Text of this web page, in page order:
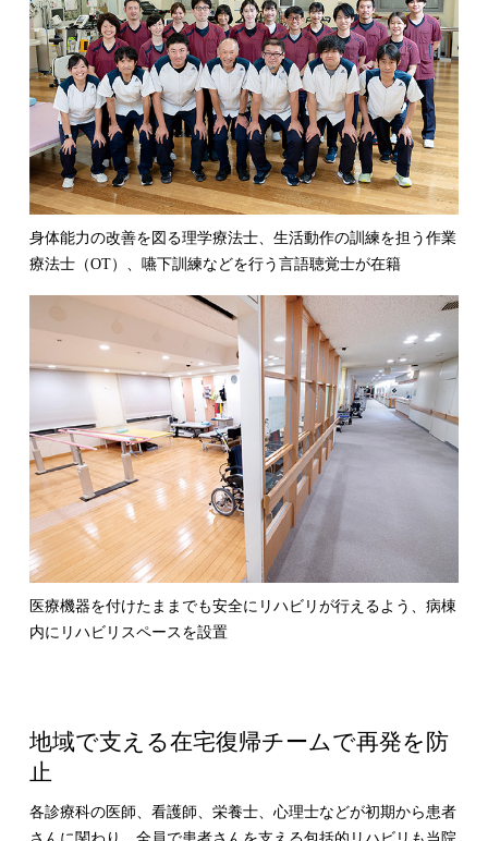
身体能力の改善を図る理学療法士、生活動作の訓練を担う作業
療法士（OT）、嚥下訓練などを行う言語聴覚士が在籍
医療機器を付けたままでも安全にリハビリが行えるよう、病棟
内にリハビリスペースを設置
地域で支える在宅復帰チームで再発を防
止
各診療科の医師、看護師、栄養士、心理士などが初期から患者